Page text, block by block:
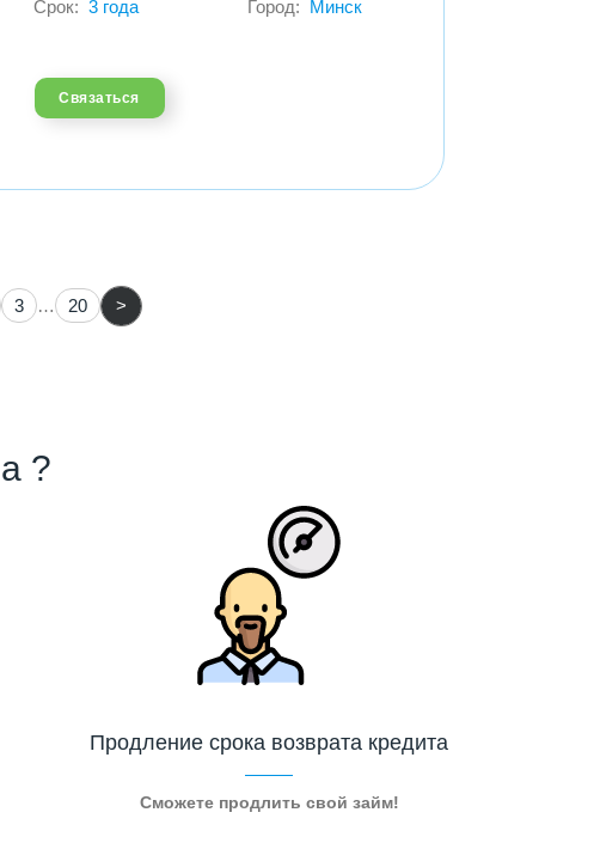
Срок: 3 года
Город: Минск
Связаться
3 … 20 >
?
Продление срока возврата кредита
Сможете продлить свой займ!